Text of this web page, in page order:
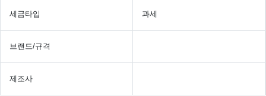
세금타입 과세
브랜드/규격
제조사